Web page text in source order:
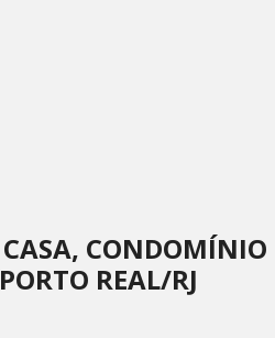
CASA, CONDOMÍNIO
REAL/RJ